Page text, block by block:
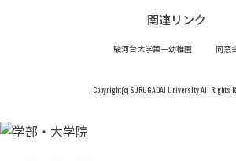
関連リンク
駿河台大学第一幼稚園 同窓
Copyright(c) SURUGADAI University All Rights